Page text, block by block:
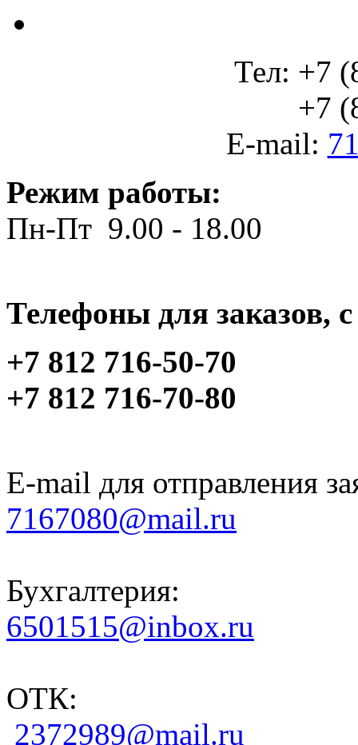
Тел: +7
+7
E-mail:
Режим работы:
Пн-Пт 9.00 - 18.00
Телефоны для заказов,
+7 812 716-50-70
+7 812 716-70-80
E-mail для отправления
7167080@mail.ru
Бухгалтерия:
6501515@inbox.ru
ОТК:
2372989@mail.ru